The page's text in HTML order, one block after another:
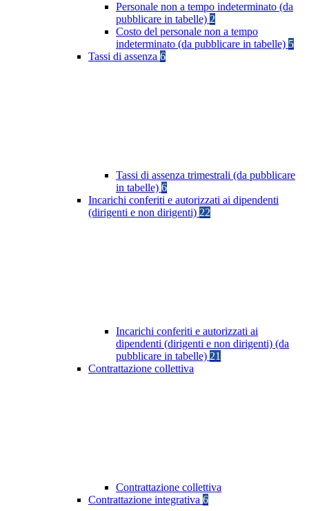
Personale non a tempo indeterminato (da
pubblicare in tabelle) 2
Costo del personale non a tempo
indeterminato (da pubblicare in tabelle) 5
Tassi di assenza 6
Tassi di assenza trimestrali (da pubblicare
in tabelle) 6
Incarichi conferiti e autorizzati ai dipendenti
(dirigenti e non dirigenti) 22
Incarichi conferiti e autorizzati ai
dipendenti (dirigenti e non dirigenti) (da
pubblicare in tabelle) 21
Contrattazione collettiva
Contrattazione collettiva
Contrattazione integrativa 6